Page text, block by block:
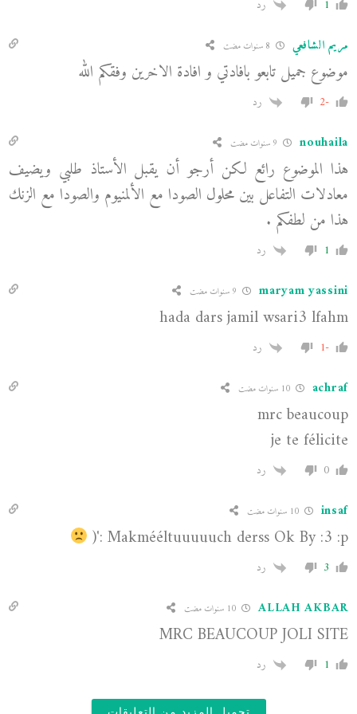
1 رد
مريم الشافعي
موضوع جميل تابعو بافادتي و افادة الاخرين وفقكم الله
-2 رد
nouhaila
هذا الموضوع رائع لكن أرجو أن يقبل الأستاذ طلبي ويضيف
معادلات التفاعل بين محلول الصودا مع الألمنيوم والصودا مع الزنك
هذا من لطفكم .
1 رد
maryam yassini
hada dars jamil wsari3 lfahm
-1 رد
achraf 10 سنوات مضت
mrc beaucoup
je te félicite
0 رد
insaf 10 سنوات مضت
Makmééltuuuuuch derss Ok By :3 :p :'(
3 رد
ALLAH AKBAR
MRC BEAUCOUP JOLI SITE
1 رد
تحميل المزيد من التعليقات